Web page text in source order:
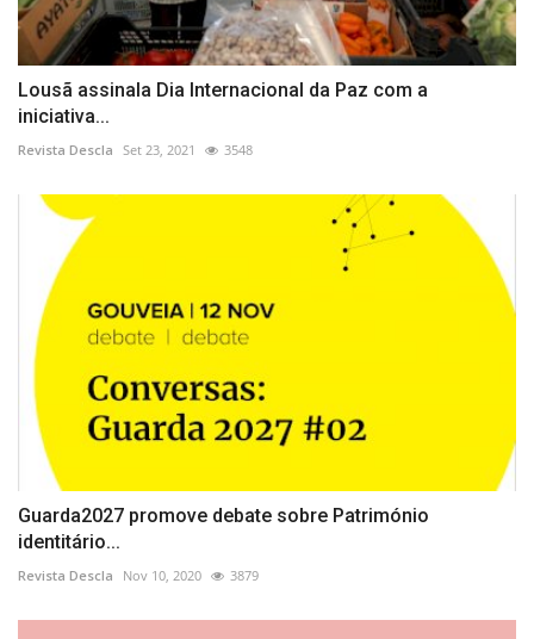
Lousã assinala Dia Internacional da Paz com a
iniciativa...
Revista Descla Set 23, 2021 3548
Guarda2027 promove debate sobre Património
identitário...
Revista Descla Nov 10, 2020 3879